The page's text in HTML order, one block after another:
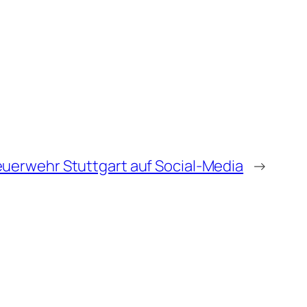
Stuttgart auf Social-Media →